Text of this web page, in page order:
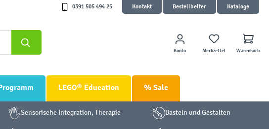
0391 505 494 25 Kontakt Bestellhelfer Kataloge
Konto Merkzettel Warenkorb
LEGO® Education % Sale
Sensorische Integration, Therapie Basteln und Gestalten